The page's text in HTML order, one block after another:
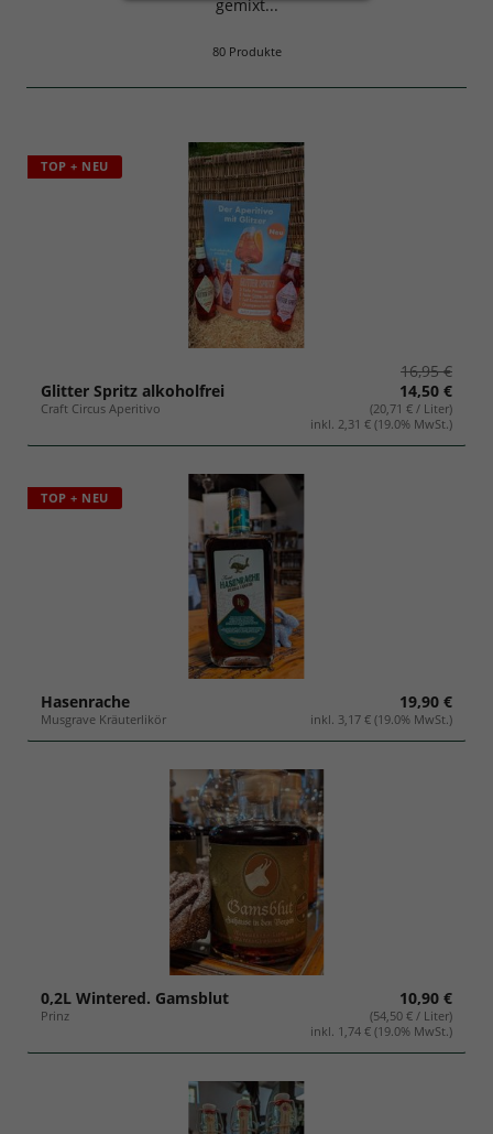
gemixt...
80 Produkte
TOP + NEU
16,95 €
Glitter Spritz alkoholfrei
Craft Circus Aperitivo
14,50 €
(20,71 € / Liter)
inkl. 2,31 € (19.0% MwSt.)
TOP + NEU
Hasenrache
Musgrave Kräuterlikör
19,90 €
inkl. 3,17 € (19.0% MwSt.)
0,2L Wintered. Gamsblut
Prinz
10,90 €
(54,50 € / Liter)
inkl. 1,74 € (19.0% MwSt.)